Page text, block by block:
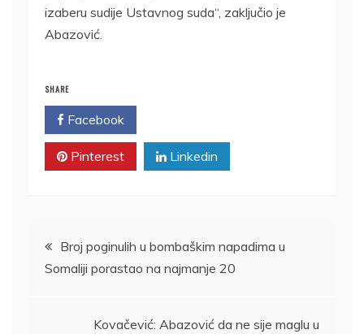
izaberu sudije Ustavnog suda“, zaključio je
Abazović.
SHARE
Facebook
Pinterest Linkedin
Kretanje
članka
Broj poginulih u bombaškim napadima u
Somaliji porastao na najmanje 20
Kovačević: Abazović da ne sije maglu u